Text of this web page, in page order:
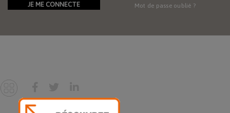
JE ME CONNECTE Mot de passe oublié ?